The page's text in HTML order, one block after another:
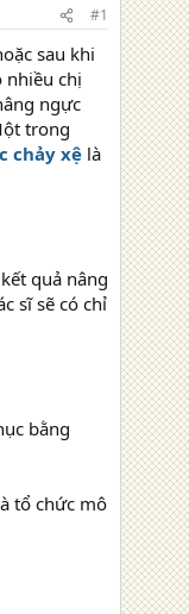
#1
sau khi
nhiều chị
ngực
trong
chảy xệ là
quả nâng
sĩ sẽ có chỉ
bằng
tổ chức mô